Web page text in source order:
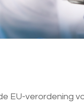
EU-verordening